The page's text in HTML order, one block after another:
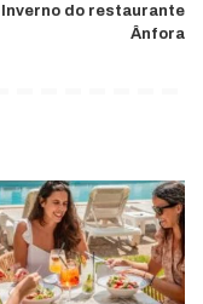
Inverno do restaurante
Ânfora